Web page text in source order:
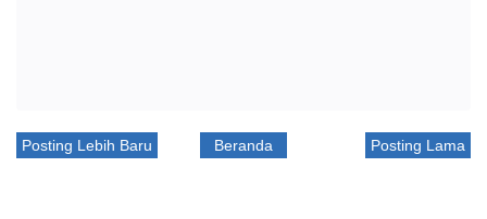
Posting Lebih Baru Posting Lama
Beranda